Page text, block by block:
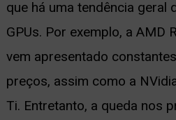
que há uma tendência geral
GPUs. Por exemplo, a AMD
vem apresentado
preços, assim como a
Ti. Entretanto, a queda nos